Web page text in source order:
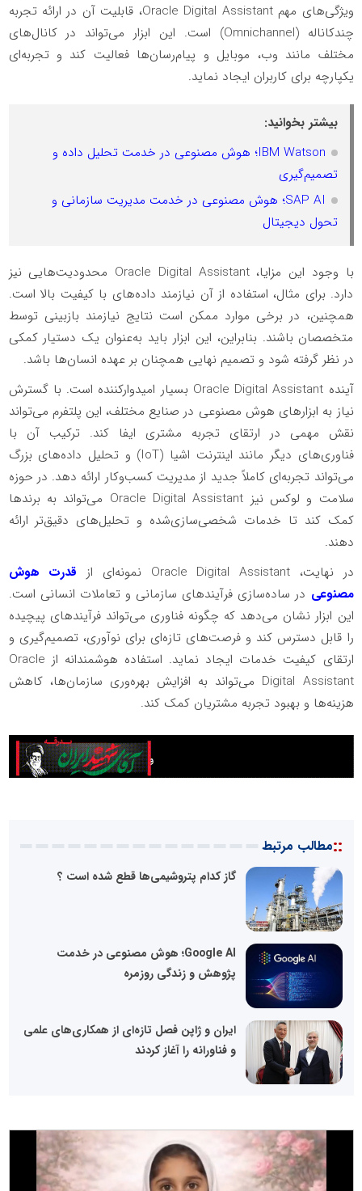
ویژگی‌های مهم Oracle Digital Assistant، قابلیت آن در ارائه تجربه
چندکاناله (Omnichannel) است. این ابزار می‌تواند در کانال‌های
مختلف مانند وب، موبایل و پیام‌رسان‌ها فعالیت کند و تجربه‌ای
یکپارچه برای کاربران ایجاد نماید.
بیشتر بخوانید:
IBM Watson؛ هوش مصنوعی در خدمت تحلیل داده و
تصمیم‌گیری
SAP AI؛ هوش مصنوعی در خدمت مدیریت سازمانی و
تحول دیجیتال
با وجود این مزایا، Oracle Digital Assistant محدودیت‌هایی نیز
دارد. برای مثال، استفاده از آن نیازمند داده‌های با کیفیت بالا است.
همچنین، در برخی موارد ممکن است نتایج نیازمند بازبینی توسط
متخصصان باشند. بنابراین، این ابزار باید به‌عنوان یک دستیار کمکی
در نظر گرفته شود و تصمیم نهایی همچنان بر عهده انسان‌ها باشد.
آینده Oracle Digital Assistant بسیار امیدوارکننده است. با گسترش
نیاز به ابزارهای هوش مصنوعی در صنایع مختلف، این پلتفرم می‌تواند
نقش مهمی در ارتقای تجربه مشتری ایفا کند. ترکیب آن با
فناوری‌های دیگر مانند اینترنت اشیا (IoT) و تحلیل داده‌های بزرگ
می‌تواند تجربه‌ای کاملاً جدید از مدیریت کسب‌وکار ارائه دهد. در حوزه
سلامت و لوکس نیز Oracle Digital Assistant می‌تواند به برندها
کمک کند تا خدمات شخصی‌سازی‌شده و تحلیل‌های دقیق‌تر ارائه
دهند.
در نهایت، Oracle Digital Assistant نمونه‌ای از
قدرت هوش
مصنوعی در ساده‌سازی فرآیندهای سازمانی و تعاملات انسانی است.
این ابزار نشان می‌دهد که چگونه فناوری می‌تواند فرآیندهای پیچیده
را قابل دسترس کند و فرصت‌های تازه‌ای برای نوآوری، تصمیم‌گیری و
ارتقای کیفیت خدمات ایجاد نماید. استفاده هوشمندانه از Oracle
Digital Assistant می‌تواند به افزایش بهره‌وری سازمان‌ها، کاهش
هزینه‌ها و بهبود تجربه مشتریان کمک کند.
::مطالب مرتبط
گاز کدام پتروشیمی‎‌ها قطع شده است ؟
Google AI؛ هوش مصنوعی در خدمت
پژوهش و زندگی روزمره
ایران و ژاپن فصل تازه‌ای از همکاری‌های علمی
و فناورانه را آغاز کردند